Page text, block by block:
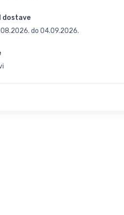
dostave
do 04.09.2026.